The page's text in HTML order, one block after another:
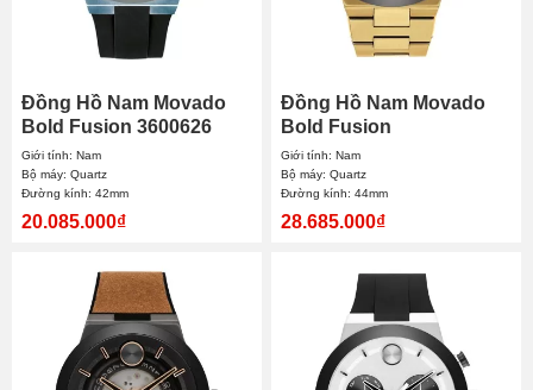
Đồng Hồ Nam Movado
Bold Fusion 3600626
42mm
Giới tính: Nam
Bộ máy: Quartz
Đường kính: 42mm
20.085.000₫
Đồng Hồ Nam Movado
Bold Fusion
Chronograph 3600731
44mm
Giới tính: Nam
Bộ máy: Quartz
Đường kính: 44mm
28.685.000₫